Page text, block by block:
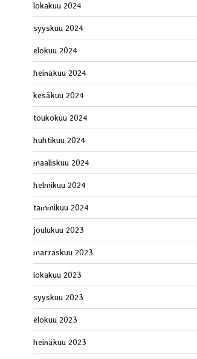
lokakuu 2024
syyskuu 2024
elokuu 2024
heinäkuu 2024
kesäkuu 2024
toukokuu 2024
huhtikuu 2024
maaliskuu 2024
helmikuu 2024
tammikuu 2024
joulukuu 2023
marraskuu 2023
lokakuu 2023
syyskuu 2023
elokuu 2023
heinäkuu 2023